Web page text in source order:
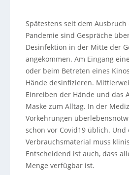
Spätestens seit dem Ausbruch
Pandemie sind Gespräche
Desinfektion in der Mitte der
angekommen. Am Eingang
oder beim Betreten eines
Hände desinfizieren.
Einreiben der Hände und das
Maske zum Alltag. In der
Vorkehrungen
schon vor Covid19 üblich. Und
Verbrauchsmaterial muss
Entscheidend ist auch, dass
Menge verfügbar ist.